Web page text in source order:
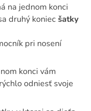
na jednom konci
druhý koniec šatky
pri nosení
konci vám
odniesť svoje